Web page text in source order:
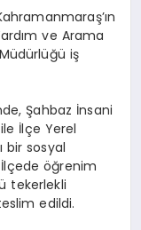
ve Arama
iş
Şahbaz İnsani
İlçe Yerel
bir sosyal
öğrenim
tekerlekli
edildi.